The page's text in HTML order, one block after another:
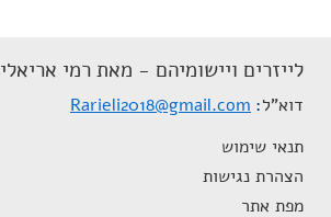
לייזרים ויישומיהם - מאת רמי אריאלי
דוא"ל Rarieli2018@gmail.com
תנאי שימוש
הצהרת נגישות
מפת אתר